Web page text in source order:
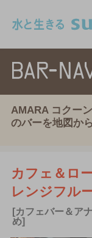
AMARA コクー
のバーを地図か
カフェ＆ロ
レンジフル
[カフェバー＆ア
め]